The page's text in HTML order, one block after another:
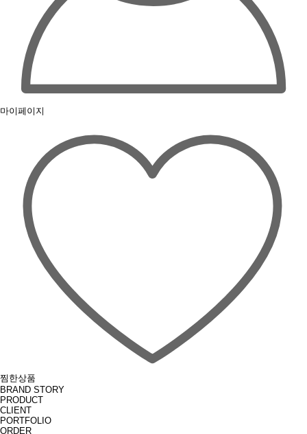
마이페이지
찜한상품
BRAND STORY
PRODUCT
CLIENT
PORTFOLIO
ORDER